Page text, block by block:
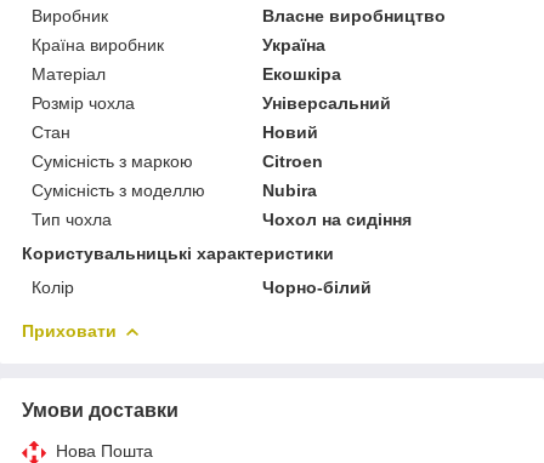
Виробник
Власне виробництво
Країна виробник
Україна
Матеріал
Екошкіра
Розмір чохла
Універсальний
Стан
Новий
Сумісність з маркою
Citroen
Сумісність з моделлю
Nubira
Тип чохла
Чохол на сидіння
Користувальницькі характеристики
Колір
Чорно-білий
Приховати
Умови доставки
Нова Пошта